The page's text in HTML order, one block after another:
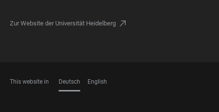
Zur Website der Universität Heidelberg
This website in Deutsch English